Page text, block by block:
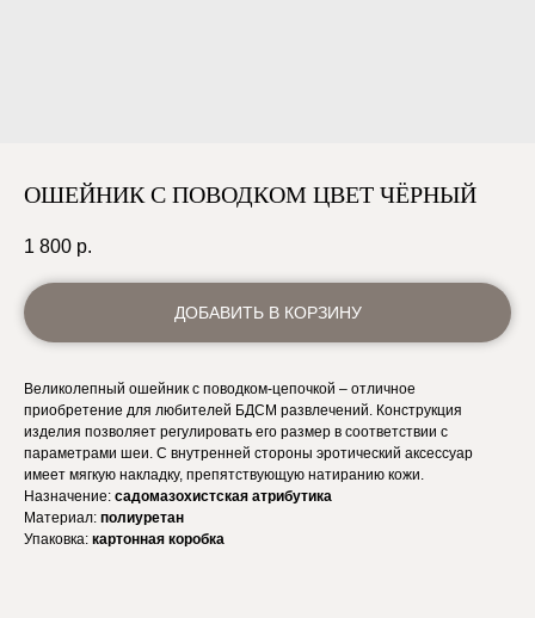
ОШЕЙНИК С ПОВОДКОМ ЦВЕТ ЧЁРНЫЙ
1 800 р.
ДОБАВИТЬ В КОРЗИНУ
Великолепный ошейник с поводком-цепочкой – отличное
приобретение для любителей БДСМ развлечений. Конструкция
изделия позволяет регулировать его размер в соответствии с
параметрами шеи. С внутренней стороны эротический аксессуар
имеет мягкую накладку, препятствующую натиранию кожи.
Назначение: садомазохистская атрибутика
Материал: полиуретан
Упаковка: картонная коробка